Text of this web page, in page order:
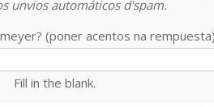
unvios automáticos d'spam.
(poner acentos na
Fill in the blank.